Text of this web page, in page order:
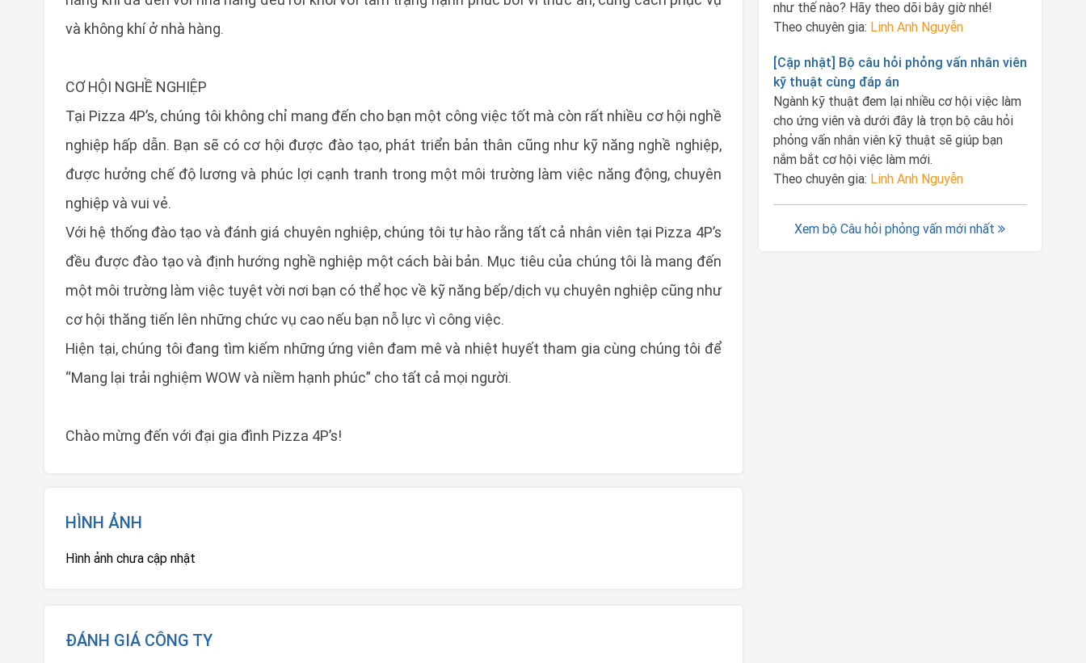
và không khí ở nhà hàng.
CƠ HỘI NGHỀ NGHIỆP
Tại Pizza 4P’s, chúng tôi không chỉ mang đến cho bạn một công việc tốt mà còn rất nhiều cơ hội nghề
nghiệp hấp dẫn. Bạn sẽ có cơ hội được đào tạo, phát triển bản thân cũng như kỹ năng nghề nghiệp,
được hưởng chế độ lương và phúc lợi cạnh tranh trong một môi trường làm việc năng động, chuyên
nghiệp và vui vẻ.
Với hệ thống đào tạo và đánh giá chuyên nghiệp, chúng tôi tự hào rằng tất cả nhân viên tại Pizza 4P’s
đều được đào tạo và định hướng nghề nghiệp một cách bài bản. Mục tiêu của chúng tôi là mang đến
một môi trường làm việc tuyệt vời nơi bạn có thể học về kỹ năng bếp/dịch vụ chuyên nghiệp cũng như
cơ hội thăng tiến lên những chức vụ cao nếu bạn nỗ lực vì công việc.
Hiện tại, chúng tôi đang tìm kiếm những ứng viên đam mê và nhiệt huyết tham gia cùng chúng tôi để
“Mang lại trải nghiệm WOW và niềm hạnh phúc” cho tất cả mọi người.
Chào mừng đến với đại gia đình Pizza 4P’s!
HÌNH ẢNH
Hình ảnh chưa cập nhật
ĐÁNH GIÁ CÔNG TY
như thế nào? Hãy theo dõi bây giờ nhé!
Theo chuyên gia: Linh Anh Nguyễn
[Cập nhật] Bộ câu hỏi phỏng vấn nhân viên
kỹ thuật cùng đáp án
Ngành kỹ thuật đem lại nhiều cơ hội việc làm
cho ứng viên và dưới đây là trọn bộ câu hỏi
phỏng vấn nhân viên kỹ thuật sẽ giúp bạn
nắm bắt cơ hội việc làm mới.
Theo chuyên gia: Linh Anh Nguyễn
Xem bộ Câu hỏi phỏng vấn mới nhất